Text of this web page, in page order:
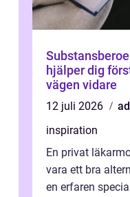
hjälper dig
vägen vidare
12 juli 2026
inspiration
En privat
vara ett bra
en erfaren